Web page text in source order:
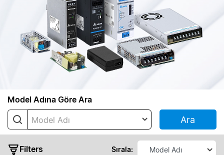
Model Adına Göre Ara
Model Adı Ara
Filters Sırala:
Modüller
Adaptör
Seri
CHROME
II